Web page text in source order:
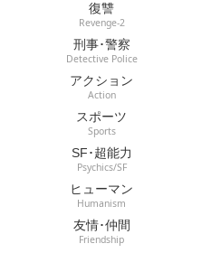
復讐
Revenge-2
刑事･警察
Detective Police
アクション
Action
スポーツ
Sports
SF･超能力
Psychics/SF
ヒューマン
Humanism
友情･仲間
Friendship